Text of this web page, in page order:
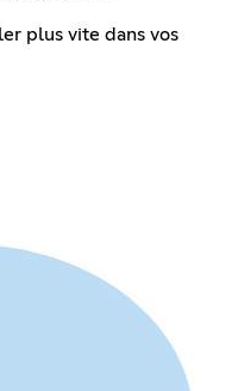
plus vite dans vos